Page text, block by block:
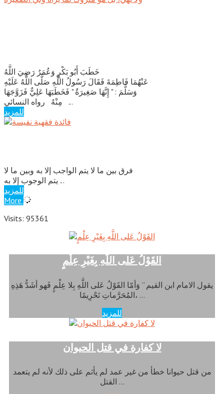
خَطَبَ أَبُو بَكْرٍ وَعُمَرُ رَضِيَ اللَّهُ
عَنْهُمَا فَاطِمَةَ فَقَالَ رَسُولُ اللَّهِ صَلَّى اللَّهُ عَلَيْهِ
وَسَلَّمَ : " إِنَّهَا صَغِيرَةٌ " فَخَطَبَهَا عَلِيٌّ فَزَوَّجَهَا
مِنْهُ رواه النسائي ...
للمزيد
فرق بين ما لا يتم الواجب إلا به وبين ما لا
يتم الوجوب إلا به ...
للمزيد
More
Visits: 95361
القَوْلُ عَلى اللَّهِ بِغَيْرِ عِلْمٍ
يقول الامام ابن القيم ” وَأمّا القَوْلُ عَلى اللَّهِ بِلا عِلْمٍ فَهو أشَدُّ هَذِهِ
المُحَرَّماتِ تَحْرِيمًا، …
للمزيد
لا كفارة في قتل الحيوان
من قتل حيوانا خطأ من غير عمد لم يأثم على ذلك لأنه لم يتعمد
القتل …